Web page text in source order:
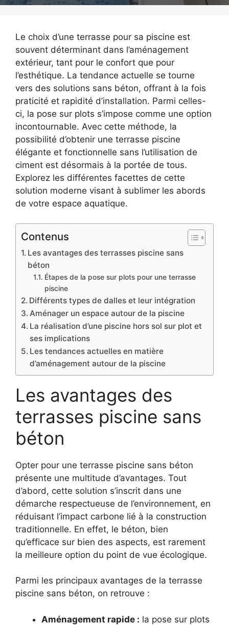
Le choix d’une terrasse pour sa piscine est
souvent déterminant dans l’aménagement
extérieur, tant pour le confort que pour
l’esthétique. La tendance actuelle se tourne
vers des solutions sans béton, offrant à la fois
praticité et rapidité d’installation. Parmi celles-
ci, la pose sur plots s’impose comme une option
incontournable. Avec cette méthode, la
possibilité d’obtenir une terrasse piscine
élégante et fonctionnelle sans l’utilisation de
ciment est désormais à la portée de tous.
Explorez les différentes facettes de cette
solution moderne visant à sublimer les abords
de votre espace aquatique.
Contenus
Les avantages des terrasses piscine sans
béton
Étapes de la pose sur plots pour une terrasse
piscine
Différents types de dalles et leur intégration
Aménager un espace autour de la piscine
La réalisation d’une piscine hors sol sur plot et
ses implications
Les tendances actuelles en matière
d’aménagement autour de la piscine
Les avantages des
terrasses piscine sans
béton
Opter pour une terrasse piscine sans béton
présente une multitude d’avantages. Tout
d’abord, cette solution s’inscrit dans une
démarche respectueuse de l’environnement, en
réduisant l’impact carbone lié à la construction
traditionnelle. En effet, le béton, bien
qu’efficace sur bien des aspects, est rarement
la meilleure option du point de vue écologique.
Parmi les principaux avantages de la terrasse
piscine sans béton, on retrouve :
Aménagement rapide : la pose sur plots